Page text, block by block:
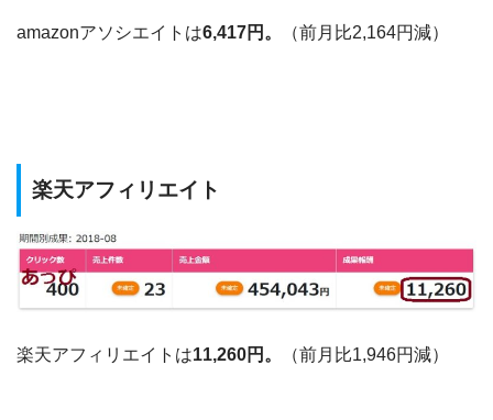
amazonアソシエイトは6,417円。 （前月比2,164円減）
楽天アフィリエイト
楽天アフィリエイトは11,260円。 （前月比1,946円減）